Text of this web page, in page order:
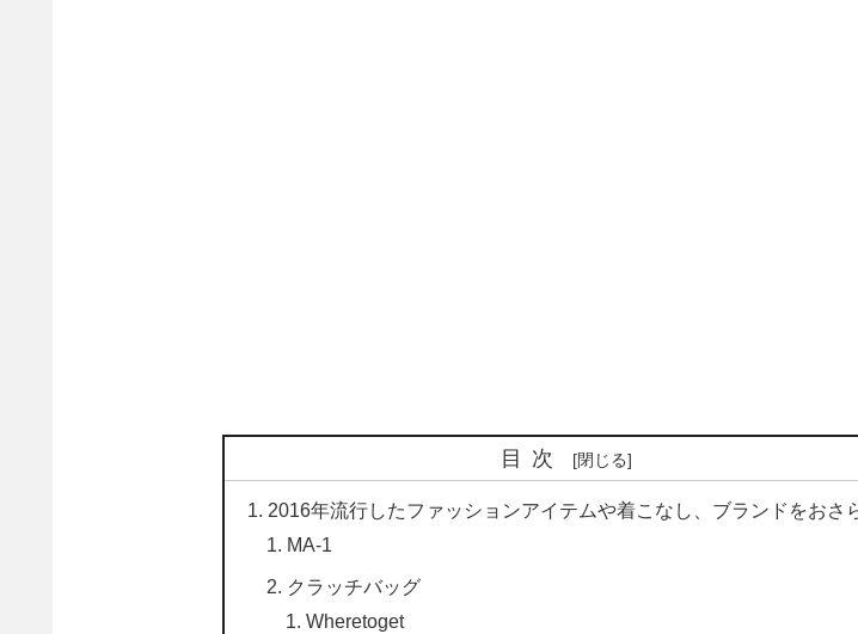
目次
2016年流行したファッションアイテムや着こなし、ブランドをおさ
MA-1
クラッチバッグ
Wheretoget